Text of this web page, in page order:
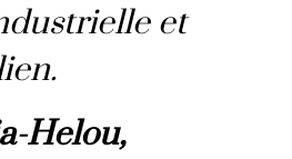
et
Helou,